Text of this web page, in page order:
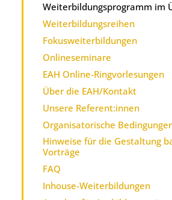
Weiterbildungsprogramm im
Weiterbildungsreihen
Fokusweiterbildungen
Onlineseminare
EAH Online-Ringvorlesungen
Über die EAH/Kontakt
Unsere Referent:innen
Organisatorische
Hinweise für die Gestaltung
Vorträge
FAQ
Inhouse-Weiterbildungen